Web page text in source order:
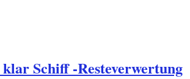
Schiff -Resteverwertung